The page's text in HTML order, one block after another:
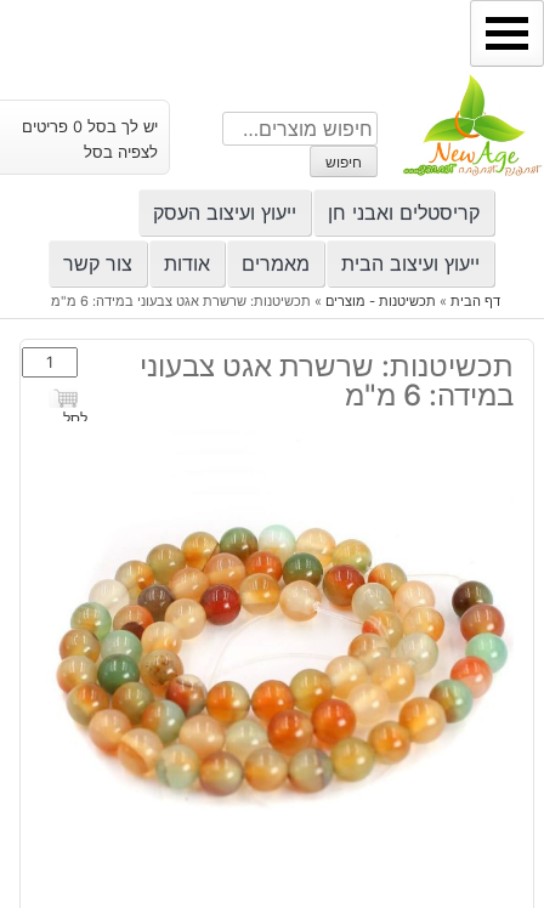
דילוג
לתוכן
חיפוש
עבור:
חיפוש
יש לך בסל 0 פריטים
לצפיה בסל
קריסטלים ואבני חן ייעוץ ועיצוב העסק
ייעוץ ועיצוב הבית מאמרים אודות צור קשר
דף הבית» תכשיטנות - מוצרים » תכשיטנות: שרשרת אגט צבעוני במידה: 6 מ"מ
תכשיטנות: שרשרת אגט צבעוני
במידה: 6 מ"מ
כמות
של
לסל